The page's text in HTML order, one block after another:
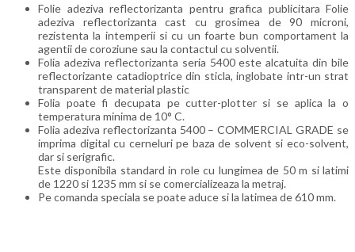
Folie adeziva reflectorizanta pentru grafica publicitara Folie
adeziva reflectorizanta cast cu grosimea de 90 microni,
rezistenta la intemperii si cu un foarte bun comportament la
agentii de coroziune sau la contactul cu solventii.
Folia adeziva reflectorizanta seria 5400 este alcatuita din bile
reflectorizante catadioptrice din sticla, inglobate intr-un strat
transparent de material plastic
Folia poate fi decupata pe cutter-plotter si se aplica la o
temperatura minima de 10° C.
Folia adeziva reflectorizanta 5400 – COMMERCIAL GRADE se
imprima digital cu cerneluri pe baza de solvent si eco-solvent,
dar si serigrafic.
Este disponibila standard in role cu lungimea de 50 m si latimi
de 1220 si 1235 mm si se comercializeaza la metraj.
Pe comanda speciala se poate aduce si la latimea de 610 mm.